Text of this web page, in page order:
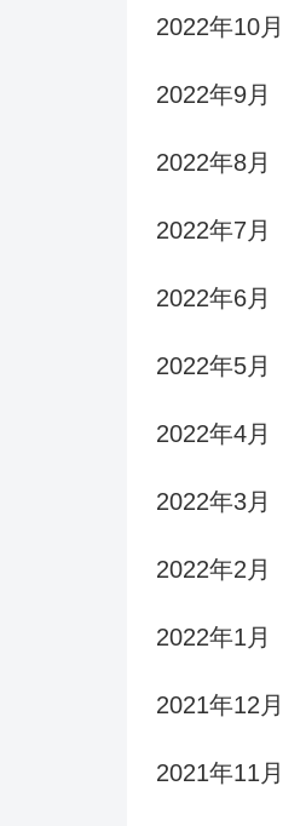
2022年10月
2022年9月
2022年8月
2022年7月
2022年6月
2022年5月
2022年4月
2022年3月
2022年2月
2022年1月
2021年12月
2021年11月